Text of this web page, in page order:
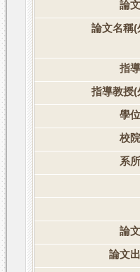
論
論文名稱(
指
指導教授(
學
校
系
論
論文